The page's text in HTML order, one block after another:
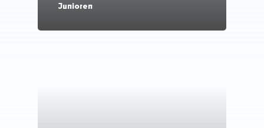
Junioren